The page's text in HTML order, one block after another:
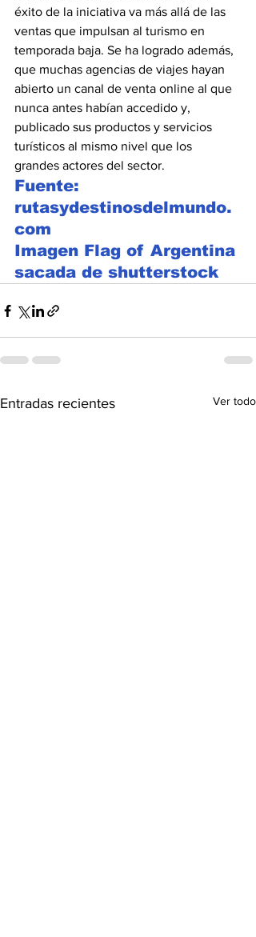
éxito de la iniciativa va más allá de las
ventas que impulsan al turismo en
temporada baja. Se ha logrado además,
que muchas agencias de viajes hayan
abierto un canal de venta online al que
nunca antes habían accedido y,
publicado sus productos y servicios
turísticos al mismo nivel que los
grandes actores del sector.
Fuente:
rutasydestinosdelmundo.
com
Imagen Flag of Argentina
sacada de shutterstock
Entradas recientes Ver todo